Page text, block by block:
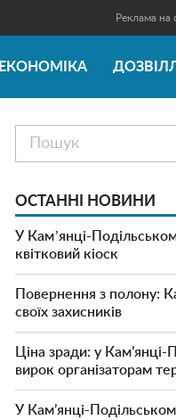
Реклама на
ЕКОНОМІКА
ОСТАННІ НОВИНИ
У Камʼянці-
квітковий кіоск
Повернення з полону:
своїх захисників
Ціна зради: у
вирок організаторам
У Кам’янці-